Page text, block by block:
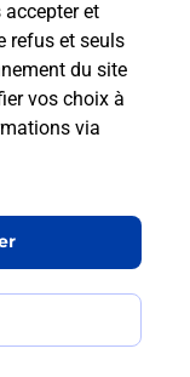
et
refus et seuls
du site
vos choix à
via
forfait
?
Mobile